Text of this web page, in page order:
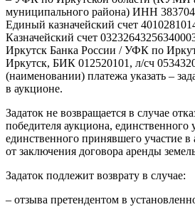
муниципального района) ИНН
Единый казначейский счет
Казначейский счет
Иркутск Банка России / УФК по
Иркутск, БИК 012520101, л/сч
(наименовании) платежа указать –
в аукционе.
Задаток не возвращается в случае
победителя аукциона, единственного
единственного принявшего участие в
от заключения договора аренды
Задаток подлежит возврату в случае:
– отзыва претендентом в